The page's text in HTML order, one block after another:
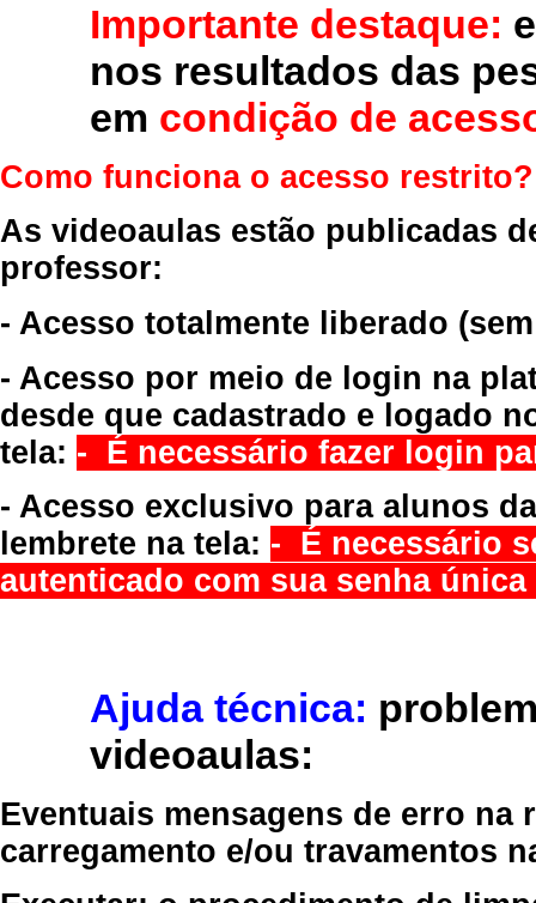
Importante destaque:
nos resultados das
em condição de
Como funciona o acesso restrito?
As videoaulas estão publicadas
professor:
- Acesso totalmente liberado
- Acesso por meio de login na
desde que cadastrado e logado
tela: - É necessário fazer login
- Acesso exclusivo para alunos
lembrete na tela: - É necessário
autenticado com sua senha
Ajuda técnica:
videoaulas:
Eventuais mensagens de erro
carregamento e/ou travamentos